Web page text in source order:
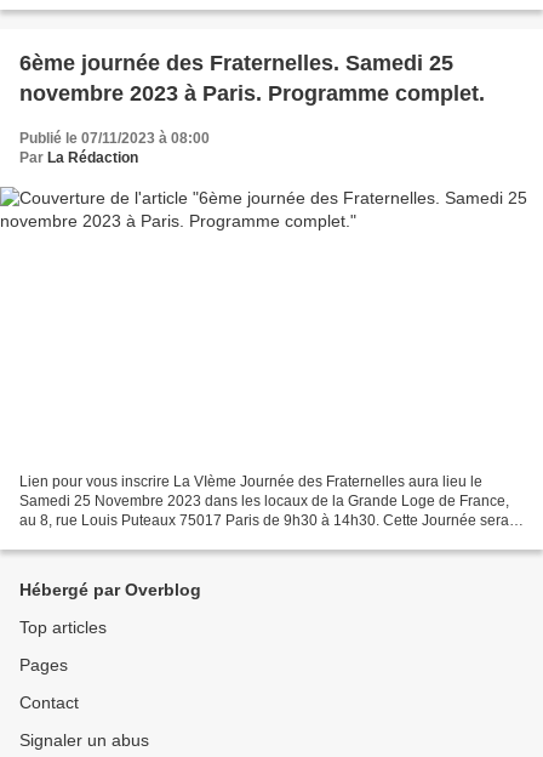
6ème journée des Fraternelles. Samedi 25
novembre 2023 à Paris. Programme complet.
Publié le 07/11/2023 à 08:00
Par La Rédaction
Lien pour vous inscrire La VIème Journée des Fraternelles aura lieu le
Samedi 25 Novembre 2023 dans les locaux de la Grande Loge de France,
au 8, rue Louis Puteaux 75017 Paris de 9h30 à 14h30. Cette Journée sera
Hébergé par Overblog
Top articles
Pages
Contact
Signaler un abus